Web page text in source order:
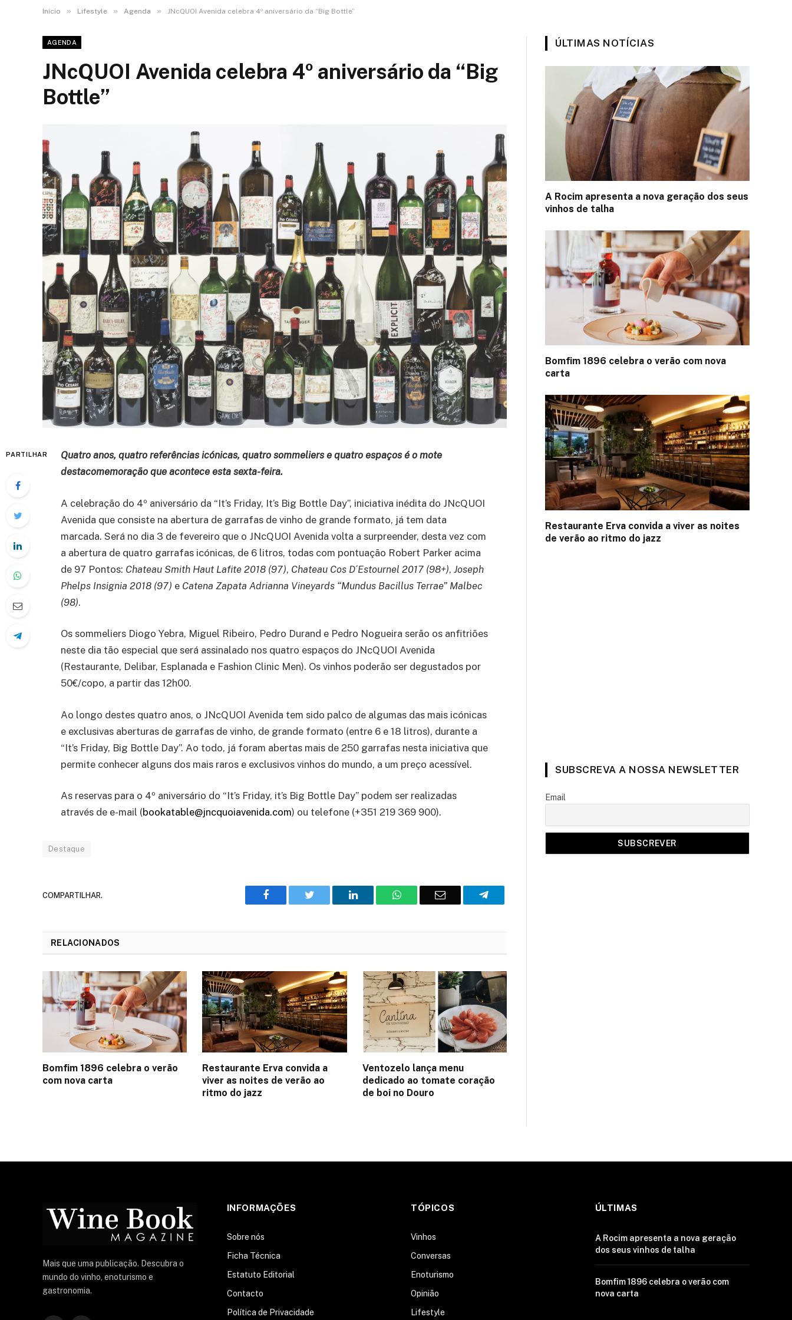
Início » Lifestyle » Agenda » JNcQUOI Avenida celebra 4º aniversário da “Big Bottle”
AGENDA
JNcQUOI Avenida celebra 4º aniversário da “Big
Bottle”
PARTILHAR
Quatro anos, quatro referências icónicas, quatro sommeliers e quatro espaços é o mote
destacomemoração que acontece esta sexta-feira.
A celebração do 4º aniversário da “It’s Friday, It’s Big Bottle Day”, iniciativa inédita do JNcQUOI
Avenida que consiste na abertura de garrafas de vinho de grande formato, já tem data
marcada. Será no dia 3 de fevereiro que o JNcQUOI Avenida volta a surpreender, desta vez com
a abertura de quatro garrafas icónicas, de 6 litros, todas com pontuação Robert Parker acima
de 97 Pontos: Chateau Smith Haut Lafite 2018 (97), Chateau Cos D´Estournel 2017 (98+), Joseph
Phelps Insignia 2018 (97) e Catena Zapata Adrianna Vineyards “Mundus Bacillus Terrae” Malbec
(98).
Os sommeliers Diogo Yebra, Miguel Ribeiro, Pedro Durand e Pedro Nogueira serão os anfitriões
neste dia tão especial que será assinalado nos quatro espaços do JNcQUOI Avenida
(Restaurante, Delibar, Esplanada e Fashion Clinic Men). Os vinhos poderão ser degustados por
50€/copo, a partir das 12h00.
Ao longo destes quatro anos, o JNcQUOI Avenida tem sido palco de algumas das mais icónicas
e exclusivas aberturas de garrafas de vinho, de grande formato (entre 6 e 18 litros), durante a
“It’s Friday, Big Bottle Day”. Ao todo, já foram abertas mais de 250 garrafas nesta iniciativa que
permite conhecer alguns dos mais raros e exclusivos vinhos do mundo, a um preço acessível.
As reservas para o 4º aniversário do “It’s Friday, it’s Big Bottle Day” podem ser realizadas
através de e-mail (bookatable@jncquoiavenida.com) ou telefone (+351 219 369 900).
Destaque
COMPARTILHAR. Facebook Twitter
O
WhatsAppE-
Telegrama
RELACIONADOS
Bomfim 1896 celebra o verão
com nova carta
Restaurante Erva convida a
viver as noites de verão ao
ritmo do jazz
Ventozelo lança menu
dedicado ao tomate coração
de boi no Douro
ÚLTIMAS NOTÍCIAS
A Rocim apresenta a nova geração dos seus
vinhos de talha
Bomfim 1896 celebra o verão com nova
carta
Restaurante Erva convida a viver as noites
de verão ao ritmo do jazz
SUBSCREVA A NOSSA NEWSLETTER
Email
Mais que uma publicação. Descubra o
mundo do vinho, enoturismo e
gastronomia.
INFORMAÇÕES
Sobre nós
Ficha Técnica
Estatuto Editorial
Contacto
Política de Privacidade
TÓPICOS
Vinhos
Conversas
Enoturismo
Opinião
Lifestyle
ÚLTIMAS
A Rocim apresenta a nova geração
dos seus vinhos de talha
Bomfim 1896 celebra o verão com
nova carta